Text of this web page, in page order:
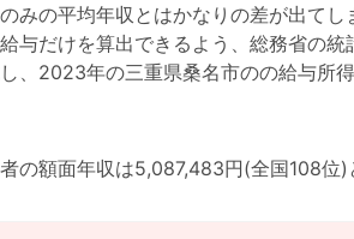
みの平均年収とはかなりの差が出て
与だけを算出できるよう、総務省の
、2023年の三重県桑名市のの給与所
の額面年収は5,087,483円(全国108位)